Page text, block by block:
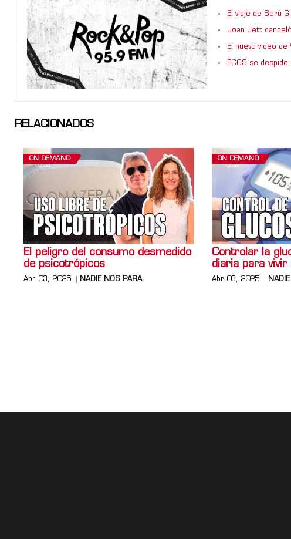
El viaje de Serú
Joan Jett
El nuevo video
ECOS se
RELACIONADOS
ON DEMAND
El peligro del consumo desmedido
de psicotrópicos
Abr 03, 2025 NADIE NOS PARA
ON DEMAND
Controlar la
diaria para vivir
Abr 03, 2025